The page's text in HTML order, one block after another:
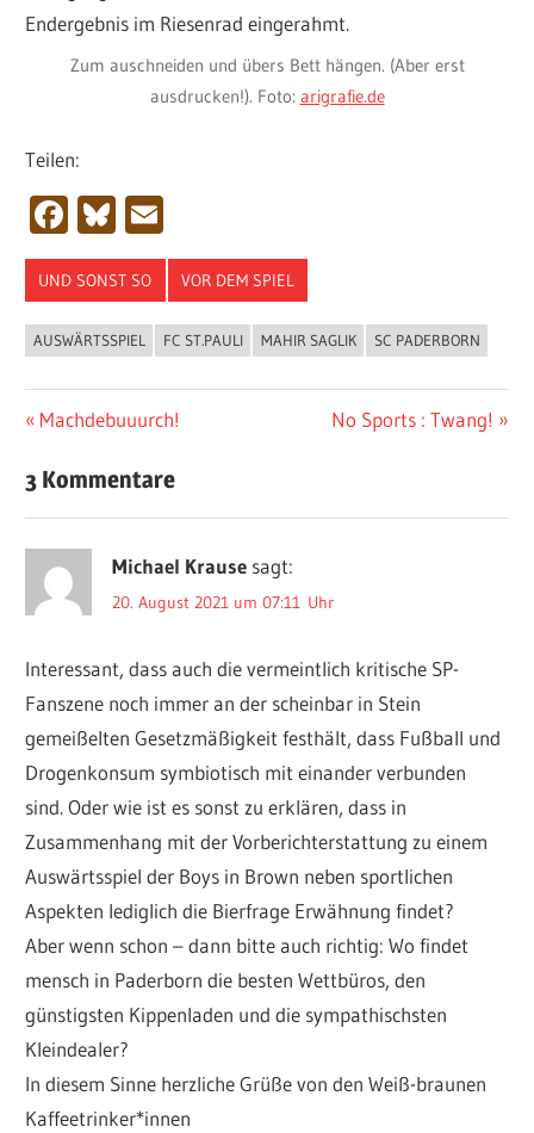
Zum auschneiden und übers Bett hängen. (Aber erst
ausdrucken!). Foto: arigrafie.de
Teilen:
Facebook
Bluesky
UND SONST SO VOR DEM SPIEL
AUSWÄRTSSPIEL FC ST.PAULI MAHIR SAGLIK SC PADERBORN
Beitragsnavigation
Vorheriger
Machdebuuurch!
Nächster
No Sports : Twang!
3 Kommentare
Michael Krause sagt:
20. August 2021 um 07:11 Uhr
Interessant, dass auch die vermeintlich kritische SP-
Fanszene noch immer an der scheinbar in Stein
gemeißelten Gesetzmäßigkeit festhält, dass Fußball und
Drogenkonsum symbiotisch mit einander verbunden
sind. Oder wie ist es sonst zu erklären, dass in
Zusammenhang mit der Vorberichterstattung zu einem
Auswärtsspiel der Boys in Brown neben sportlichen
Aspekten lediglich die Bierfrage Erwähnung findet?
Aber wenn schon – dann bitte auch richtig: Wo findet
mensch in Paderborn die besten Wettbüros, den
günstigsten Kippenladen und die sympathischsten
Kleindealer?
In diesem Sinne herzliche Grüße von den Weiß-braunen
Kaffeetrinker*innen